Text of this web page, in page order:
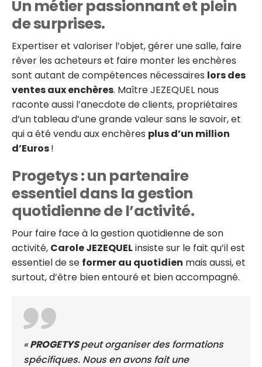
Un métier passionnant et plein
de surprises.
Expertiser et valoriser l’objet, gérer une salle, faire
rêver les acheteurs et faire monter les enchères
sont autant de compétences nécessaires lors des
ventes aux enchères. Maître JEZEQUEL nous
raconte aussi l’anecdote de clients, propriétaires
d’un tableau d’une grande valeur sans le savoir, et
qui a été vendu aux enchères plus d’un million
d’Euros!
Progetys : un partenaire
essentiel dans la gestion
quotidienne de l’activité.
Pour faire face à la gestion quotidienne de son
activité, Carole JEZEQUELinsiste sur le fait qu’il est
essentiel de se former au quotidien mais aussi, et
surtout, d’être bien entouré et bien accompagné.
«PROGETYSpeut organiser des formations
spécifiques. Nous en avons fait une